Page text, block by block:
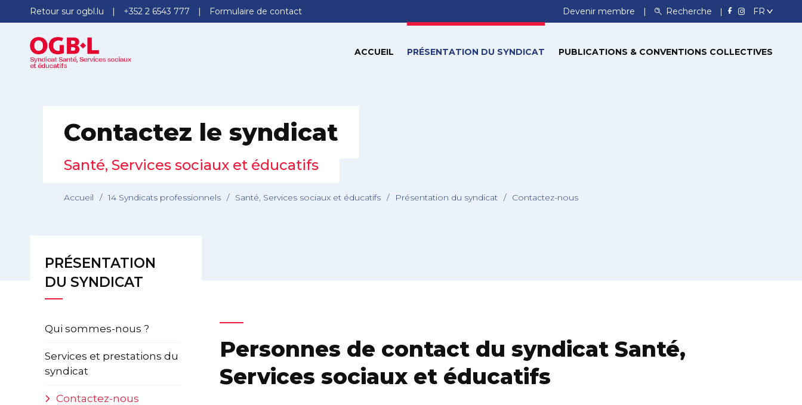
Retour sur ogbl.lu +352 2 6543 777 Formulaire de contact Devenir membre Recherche
ACCUEIL PRÉSENTATION DU SYNDICAT PUBLICATIONS & CONVENTIONS COLLECTIVES
Contactez le syndicat
Santé, Services sociaux et éducatifs
Accueil / 14 Syndicats professionnels / Santé, Services sociaux et éducatifs / Présentation du syndicat / Contactez-nous
PRÉSENTATION
DU SYNDICAT
Qui sommes-nous ?
Services et prestations du
syndicat
Contactez-nous
Personnes de contact du syndicat Santé,
Services sociaux et éducatifs